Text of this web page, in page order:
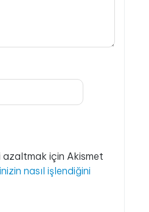
azaltmak için Akismet
nasıl işlendiğini